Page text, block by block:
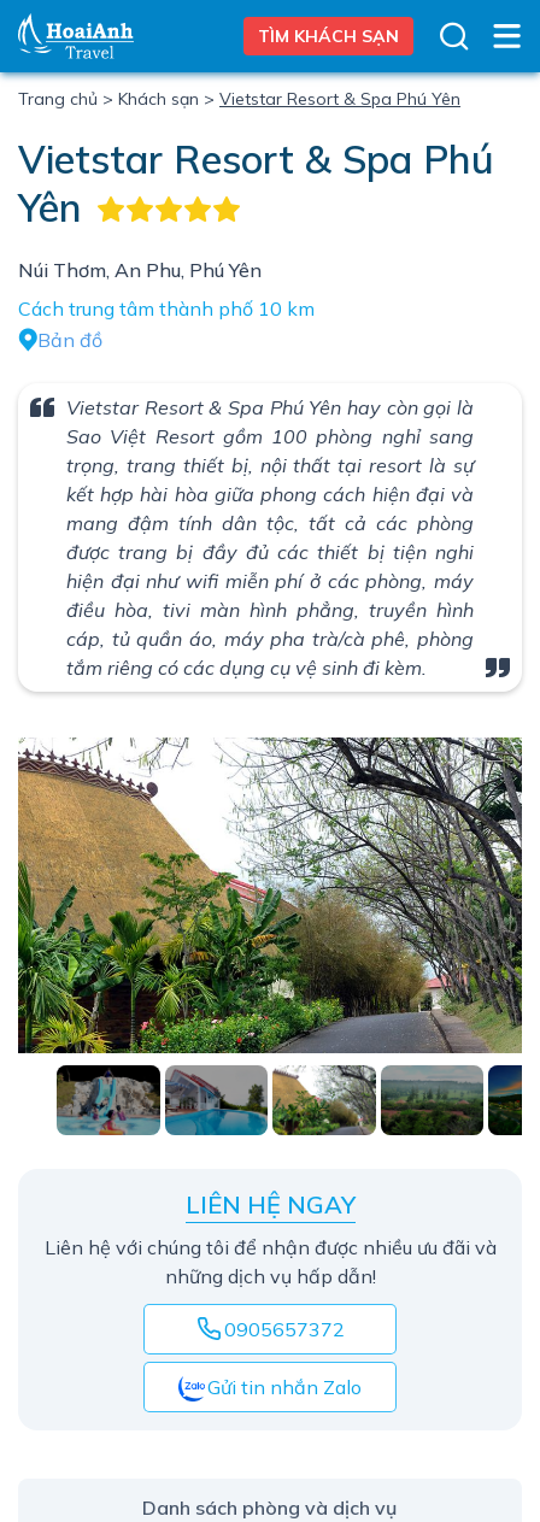
TÌM KHÁCH SẠN
Trang chủ > Khách sạn > Vietstar Resort & Spa Phú Yên
Vietstar Resort & Spa Phú
Yên
Núi Thơm, An Phu, Phú Yên
Cách trung tâm thành phố 10 km
Bản đồ
Vietstar Resort & Spa Phú Yên hay còn gọi là
Sao Việt Resort gồm 100 phòng nghỉ sang
trọng, trang thiết bị, nội thất tại resort là sự
kết hợp hài hòa giữa phong cách hiện đại và
mang đậm tính dân tộc, tất cả các phòng
được trang bị đầy đủ các thiết bị tiện nghi
hiện đại như wifi miễn phí ở các phòng, máy
điều hòa, tivi màn hình phẳng, truyền hình
cáp, tủ quần áo, máy pha trà/cà phê, phòng
tắm riêng có các dụng cụ vệ sinh đi kèm.
LIÊN HỆ NGAY
Liên hệ với chúng tôi để nhận được nhiều ưu đãi và
những dịch vụ hấp dẫn!
0905657372
Gửi tin nhắn Zalo
Danh sách phòng và dịch vụ